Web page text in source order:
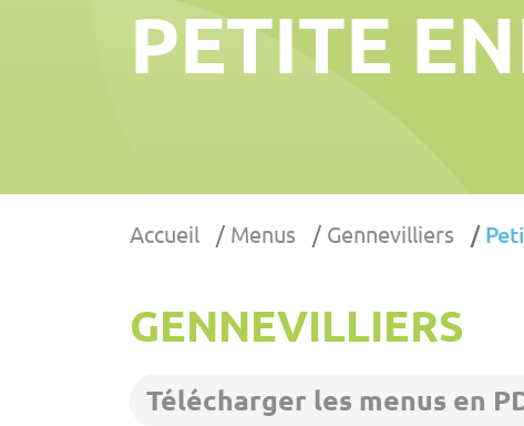
PETITE
Accueil Menus Gennevilliers
GENNEVILLIERS
Télécharger les menus en